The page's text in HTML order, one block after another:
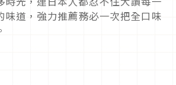
味道，強力推薦務必一次把全口味